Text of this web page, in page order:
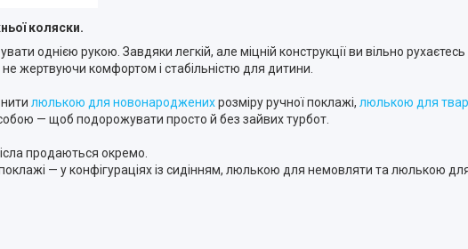
коляски.
однією рукою. Завдяки легкій, але міцній конструкції ви вільно
жертвуючи комфортом і стабільністю для дитини.
люлькою для новонародженихрозміру ручної поклажі, люлькою для
— щоб подорожувати просто й без зайвих турбот.
продаються окремо.
— у конфігураціях із сидінням, люлькою для немовляти та люлькою